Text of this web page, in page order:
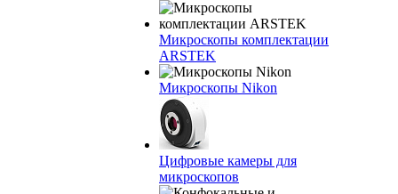
Микроскопы комплектации
ARSTEK
Микроскопы Nikon
Цифровые камеры для
микроскопов